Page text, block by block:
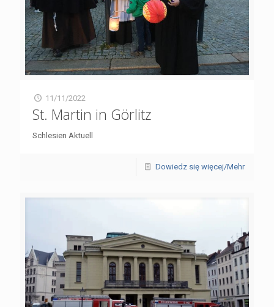
11/11/2022
St. Martin in Görlitz
Schlesien Aktuell
Dowiedz się więcej/Mehr